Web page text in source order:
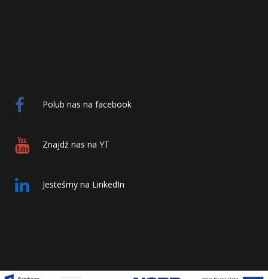
Polub nas na facebook
Znajdź nas na YT
Jesteśmy na LinkedIn